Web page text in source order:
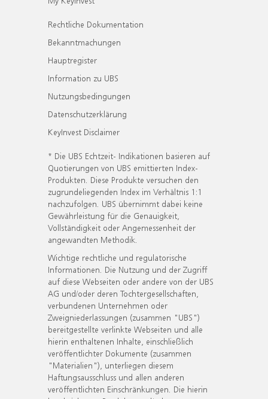
Rechtliche Dokumentation
Bekanntmachungen
Hauptregister
Information zu UBS
Nutzungsbedingungen
Datenschutzerklärung
KeyInvest Disclaimer
* Die UBS Echtzeit- Indikationen basieren auf
Quotierungen von UBS emittierten Index-
Produkten. Diese Produkte versuchen den
zugrundeliegenden Index im Verhältnis 1:1
nachzufolgen. UBS übernimmt dabei keine
Gewährleistung für die Genauigkeit,
Vollständigkeit oder Angemessenheit der
angewandten Methodik.
Wichtige rechtliche und regulatorische
Informationen. Die Nutzung und der Zugriff
auf diese Webseiten oder andere von der UBS
AG und/oder deren Tochtergesellschaften,
verbundenen Unternehmen oder
Zweigniederlassungen (zusammen "UBS")
bereitgestellte verlinkte Webseiten und alle
hierin enthaltenen Inhalte, einschließlich
veröffentlichter Dokumente (zusammen
"Materialien"), unterliegen diesem
Haftungsausschluss und allen anderen
veröffentlichten Einschränkungen. Die hierin